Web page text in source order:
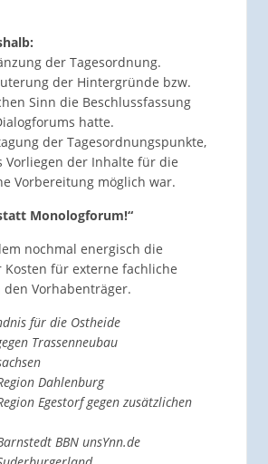
der Tagesordnung.
der Hintergründe bzw.
Sinn die Beschlussfassung
hatte.
der Tagesordnungspunkte,
Vorliegen der Inhalte für die
Vorbereitung möglich war.
Monologforum!“
nochmal energisch die
Kosten für externe fachliche
Vorhabenträger.
für die Ostheide
Trassenneubau
Dahlenburg
Egestorf gegen zusätzlichen
BBN unsYnn.de